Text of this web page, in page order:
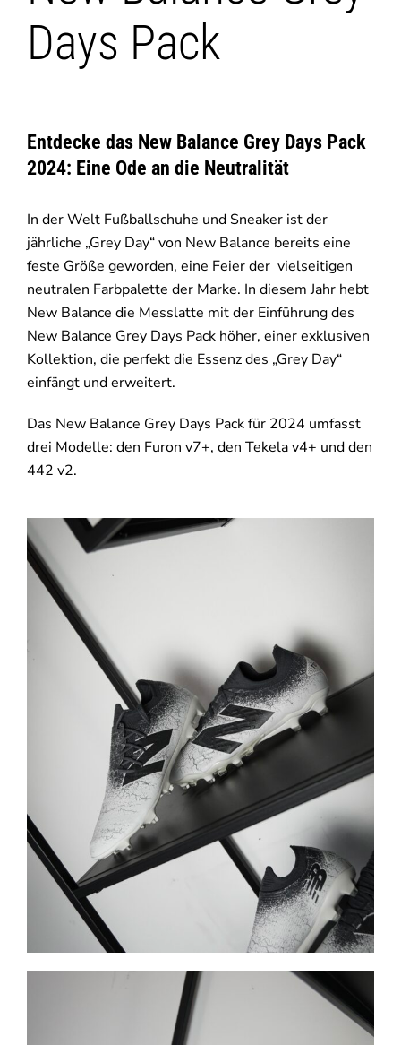
Days Pack
Entdecke das New Balance Grey Days Pack
2024: Eine Ode an die Neutralität
In der Welt Fußballschuhe und Sneaker ist der
jährliche „Grey Day“ von New Balance bereits eine
feste Größe geworden, eine Feier der vielseitigen
neutralen Farbpalette der Marke. In diesem Jahr hebt
New Balance die Messlatte mit der Einführung des
New Balance Grey Days Pack höher, einer exklusiven
Kollektion, die perfekt die Essenz des „Grey Day“
einfängt und erweitert.
Das New Balance Grey Days Pack für 2024 umfasst
drei Modelle: den Furon v7+, den Tekela v4+ und den
442 v2.